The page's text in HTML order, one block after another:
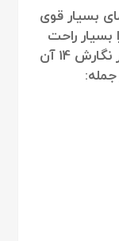
بسیار قوی
بسیار راحت
می‌کند. جدیدترین نگارش این نرم‌افزار نگارش ۱4 آن